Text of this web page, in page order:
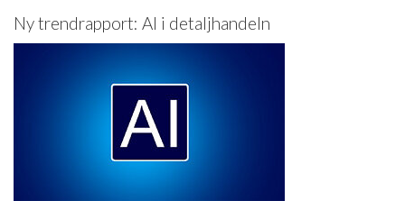
Ny trendrapport: AI i detaljhandeln